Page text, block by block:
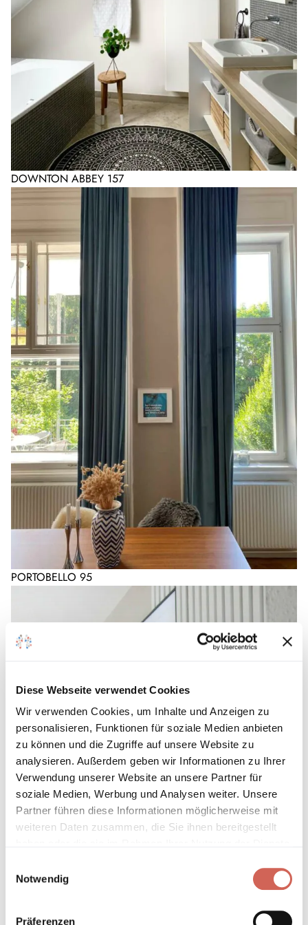
Diese Webseite verwendet Cookies
Wir verwenden Cookies, um Inhalte und Anzeigen zu
personalisieren, Funktionen für soziale Medien anbieten
zu können und die Zugriffe auf unsere Website zu
analysieren. Außerdem geben wir Informationen zu Ihrer
Verwendung unserer Website an unsere Partner für
soziale Medien, Werbung und Analysen weiter. Unsere
Partner führen diese Informationen möglicherweise mit
weiteren Daten zusammen, die Sie ihnen bereitgestellt
Notwendig
Präferenzen
DOWNTON ABBEY 157
PORTOBELLO 95